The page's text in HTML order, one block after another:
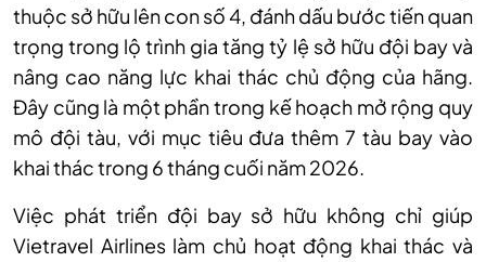
thuộc sở hữu lên con số 4, đánh dấu bước tiến quan
trọng trong lộ trình gia tăng tỷ lệ sở hữu đội bay và
nâng cao năng lực khai thác chủ động của hãng.
Đây cũng là một phần trong kế hoạch mở rộng quy
mô đội tàu, với mục tiêu đưa thêm 7 tàu bay vào
khai thác trong 6 tháng cuối năm 2026.
Việc phát triển đội bay sở hữu không chỉ giúp
Vietravel Airlines làm chủ hoạt động khai thác và